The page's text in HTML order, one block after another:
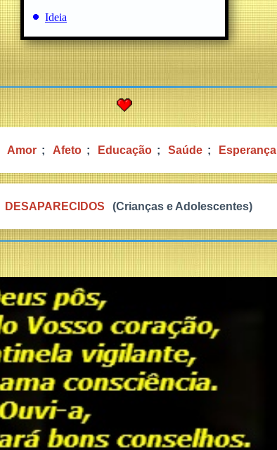
Ideia
Amor ; Afeto ; Educação ; Saúde ; Esperança
DESAPARECIDOS (Crianças e Adolescentes)